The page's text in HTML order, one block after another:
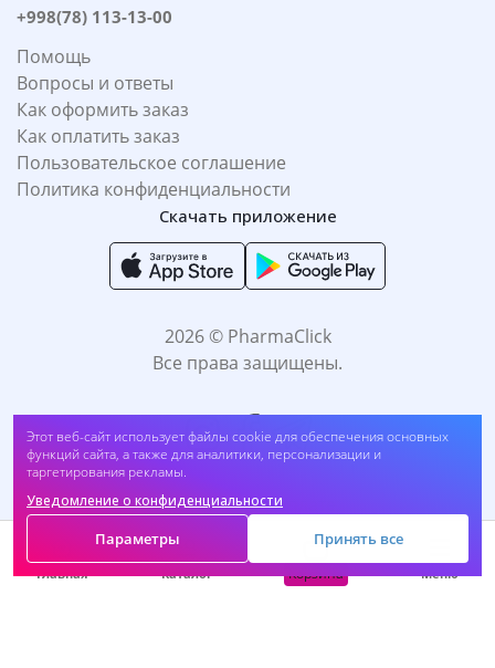
Этот веб-сайт использует файлы cookie для обеспечения основных
функций сайта, а также для аналитики, персонализации и
таргетирования рекламы.
Уведомление о конфиденциальности
Параметры Принять все
+998(78) 113-13-00
Помощь
Вопросы и ответы
Как оформить заказ
Как оплатить заказ
Пользовательское соглашение
Политика конфиденциальности
Скачать приложение
2026 © PharmaClick
Все права защищены.
Принимаем к оплате:
Главная Каталог Корзина Меню